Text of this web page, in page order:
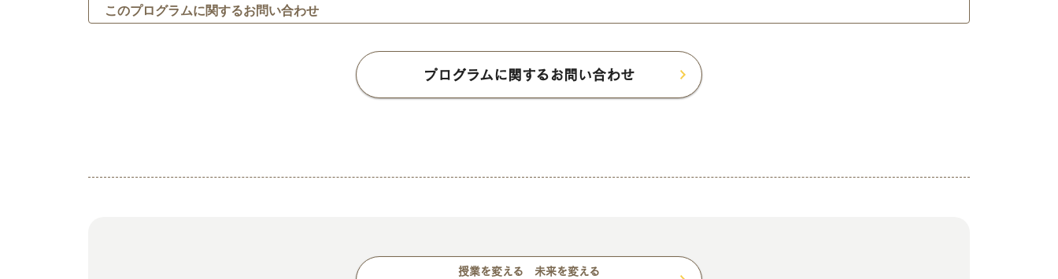
このプログラムに関するお問い合わせ
プログラムに関するお問い合わせ
授業を変える 未来を変える